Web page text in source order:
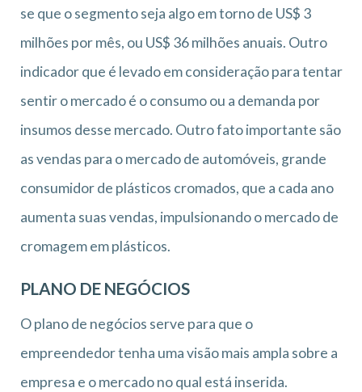
se que o segmento seja algo em torno de US$ 3
milhões por mês, ou US$ 36 milhões anuais. Outro
indicador que é levado em consideração para tentar
sentir o mercado é o consumo ou a demanda por
insumos desse mercado. Outro fato importante são
as vendas para o mercado de automóveis, grande
consumidor de plásticos cromados, que a cada ano
aumenta suas vendas, impulsionando o mercado de
cromagem em plásticos.
PLANO DE NEGÓCIOS
O plano de negócios serve para que o
empreendedor tenha uma visão mais ampla sobre a
empresa e o mercado no qual está inserida.